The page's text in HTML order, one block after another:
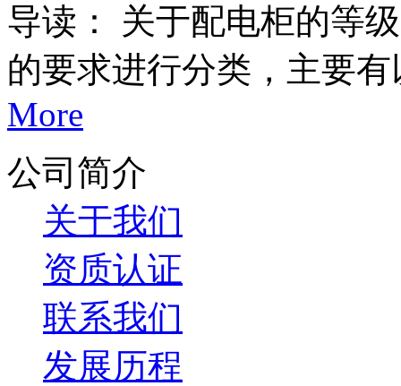
导读： 关于配电柜的等
的要求进行分类，主要
More
公司简介
关于我们
资质认证
联系我们
发展历程